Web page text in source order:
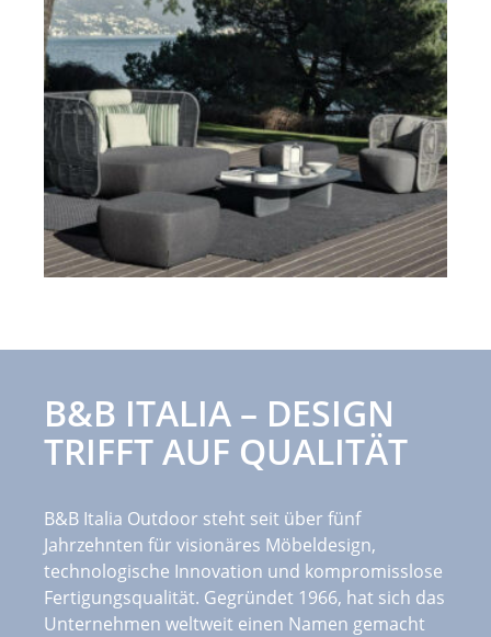
B&B ITALIA – DESIGN
TRIFFT AUF QUALITÄT
B&B Italia Outdoor steht seit über fünf
Jahrzehnten für visionäres Möbeldesign,
technologische Innovation und kompromisslose
Fertigungsqualität. Gegründet 1966, hat sich das
Unternehmen weltweit einen Namen gemacht